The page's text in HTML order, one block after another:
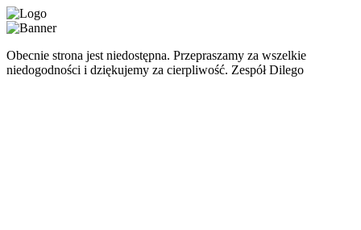
Obecnie strona jest niedostępna. Przepraszamy za wszelkie
niedogodności i dziękujemy za cierpliwość. Zespół Dilego